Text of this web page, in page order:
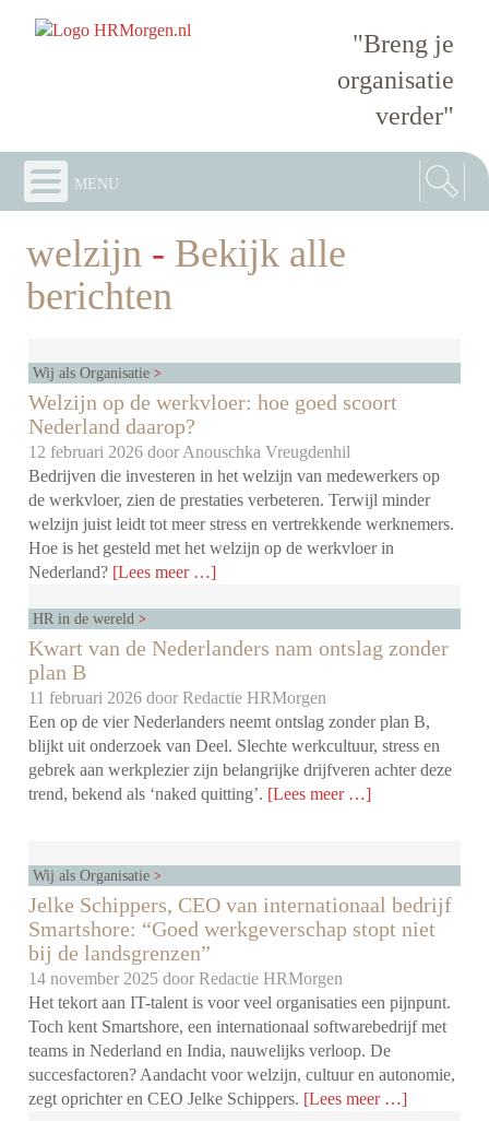
"Breng je
organisatie
verder"
menu
welzijn - Bekijk alle
berichten
Wij als Organisatie
Welzijn op de werkvloer: hoe goed scoort
Nederland daarop?
12 februari 2026 doorAnouschka Vreugdenhil
Bedrijven die investeren in het welzijn van medewerkers op
de werkvloer, zien de prestaties verbeteren. Terwijl minder
welzijn juist leidt tot meer stress en vertrekkende werknemers.
Hoe is het gesteld met het welzijn op de werkvloer in
Nederland? [Lees meer …]
HR in de wereld
Kwart van de Nederlanders nam ontslag zonder
plan B
11 februari 2026 doorRedactie HRMorgen
Een op de vier Nederlanders neemt ontslag zonder plan B,
blijkt uit onderzoek van Deel. Slechte werkcultuur, stress en
gebrek aan werkplezier zijn belangrijke drijfveren achter deze
trend, bekend als ‘naked quitting’. [Lees meer …]
Wij als Organisatie
Jelke Schippers, CEO van internationaal bedrijf
Smartshore: “Goed werkgeverschap stopt niet
bij de landsgrenzen”
14 november 2025 doorRedactie HRMorgen
Het tekort aan IT-talent is voor veel organisaties een pijnpunt.
Toch kent Smartshore, een internationaal softwarebedrijf met
teams in Nederland en India, nauwelijks verloop. De
succesfactoren? Aandacht voor welzijn, cultuur en autonomie,
zegt oprichter en CEO Jelke Schippers. [Lees meer …]